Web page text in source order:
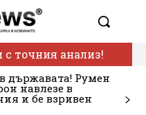
точния анализ!
държавата! Румен
навлезе в
и бе взривен